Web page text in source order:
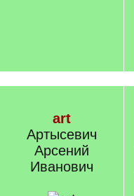
art
Артысевич
Арсений
Иванович